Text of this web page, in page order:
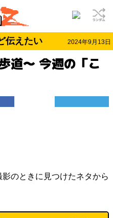
伝えたい 2024年9月13日
道～ 今週の「こ
のときに見つけたネタから